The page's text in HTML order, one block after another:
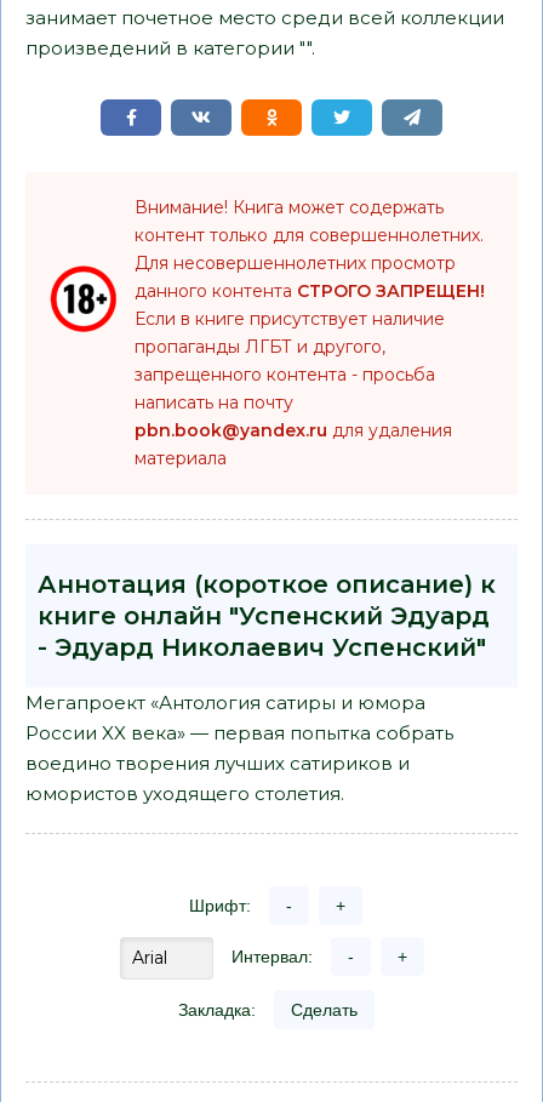
занимает почетное место среди всей коллекции
произведений в категории "".
Внимание! Книга может содержать
контент только для совершеннолетних.
Для несовершеннолетних просмотр
данного контента СТРОГО ЗАПРЕЩЕН!
Если в книге присутствует наличие
пропаганды ЛГБТ и другого,
запрещенного контента - просьба
написать на почту
pbn.book@yandex.ru для удаления
материала
Аннотация (короткое описание) к
книге онлайн "Успенский Эдуард
- Эдуард Николаевич Успенский"
Мегапроект «Антология сатиры и юмора
России XX века» — первая попытка собрать
воедино творения лучших сатириков и
юмористов уходящего столетия.
Шрифт: - +
Интервал: - +
Закладка: Сделать